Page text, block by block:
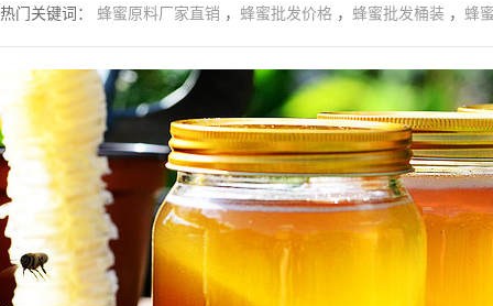
联系我们
热门关键词： 蜂蜜原料厂家直销 ， 蜂蜜批发价格 ， 蜂蜜批发桶装 ， 蜂